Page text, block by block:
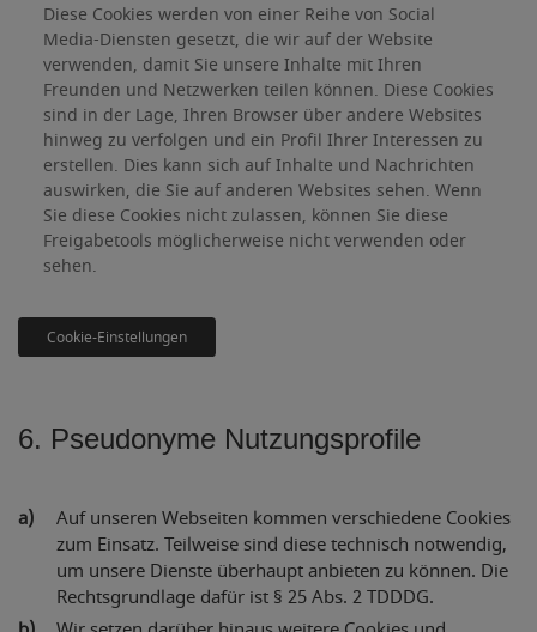
Diese Cookies werden von einer Reihe von Social
Media-Diensten gesetzt, die wir auf der Website
verwenden, damit Sie unsere Inhalte mit Ihren
Freunden und Netzwerken teilen können. Diese Cookies
sind in der Lage, Ihren Browser über andere Websites
hinweg zu verfolgen und ein Profil Ihrer Interessen zu
erstellen. Dies kann sich auf Inhalte und Nachrichten
auswirken, die Sie auf anderen Websites sehen. Wenn
Sie diese Cookies nicht zulassen, können Sie diese
Freigabetools möglicherweise nicht verwenden oder
sehen.
Cookie-Einstellungen
6. Pseudonyme Nutzungsprofile
Auf unseren Webseiten kommen verschiedene Cookies
zum Einsatz. Teilweise sind diese technisch notwendig,
um unsere Dienste überhaupt anbieten zu können. Die
Rechtsgrundlage dafür ist § 25 Abs. 2 TDDDG.